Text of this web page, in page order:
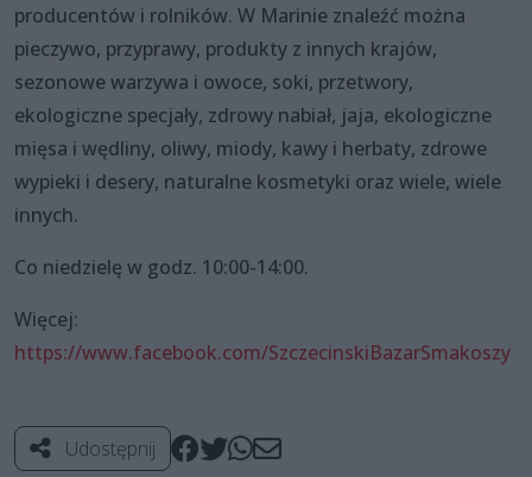
producentów i rolników. W Marinie znaleźć można
pieczywo, przyprawy, produkty z innych krajów,
sezonowe warzywa i owoce, soki, przetwory,
ekologiczne specjały, zdrowy nabiał, jaja, ekologiczne
mięsa i wędliny, oliwy, miody, kawy i herbaty, zdrowe
wypieki i desery, naturalne kosmetyki oraz wiele, wiele
innych.
Co niedzielę w godz. 10:00-14:00.
Więcej:
https://www.facebook.com/SzczecinskiBazarSmakoszy
Udostępnij